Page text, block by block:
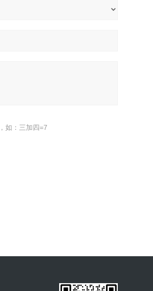
如：三加四=7